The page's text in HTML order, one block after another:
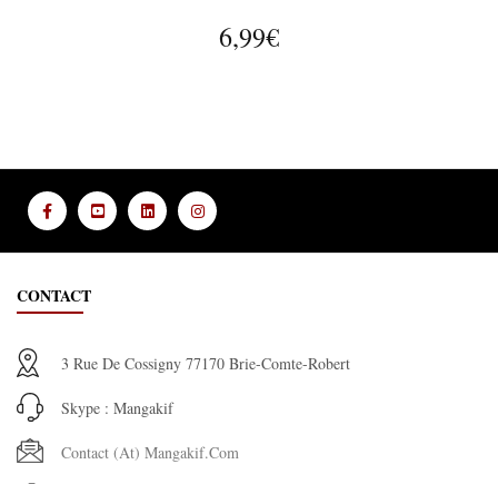
6,99€
CONTACT
3 Rue De Cossigny 77170 Brie-Comte-Robert
Skype : Mangakif
Contact (at) Mangakif.com